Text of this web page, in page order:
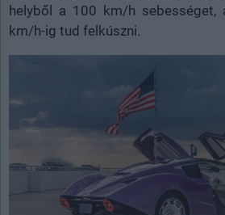
helyből a 100 km/h
km/h-ig tud felkúszni.